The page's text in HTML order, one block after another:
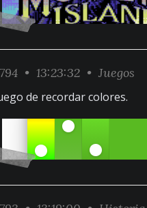
• 13:23:32 • Juegos
de recordar colores.